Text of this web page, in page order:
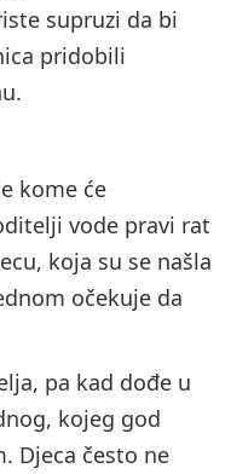
supruzi da bi
pridobili
kome će
vode pravi rat
koja su se našla
očekuje da
pa kad dođe u
kojeg god
Djeca često ne